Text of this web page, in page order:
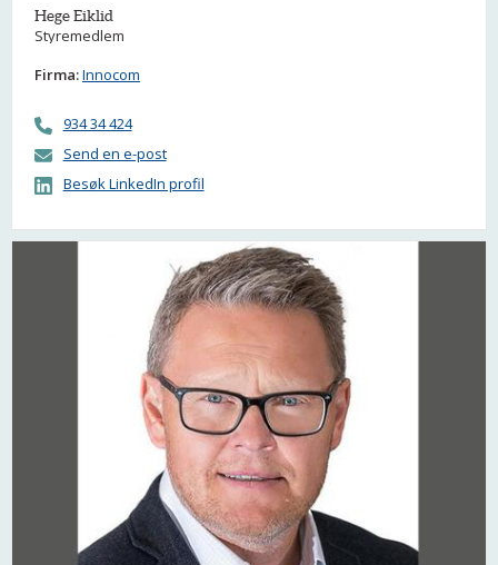
Hege Eiklid
Styremedlem
Firma:Innocom
934 34 424
Send en e-post
Besøk LinkedIn profil